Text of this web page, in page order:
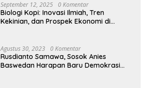
September 12, 2025 0 Komentar
Biologi Kopi: Inovasi Ilmiah, Tren
Kekinian, dan Prospek Ekonomi di
Agustus 30, 2023 0 Komentar
Rusdianto Samawa, Sosok Anies
Baswedan Harapan Baru Demokrasi